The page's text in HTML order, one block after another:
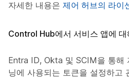
자세한 내용은 제어 허브의 라이
Control Hub에서 서비스 앱에 대
Entra ID, Okta 및 SCIM을 통해
닝에 사용되는 토큰을 설정하고